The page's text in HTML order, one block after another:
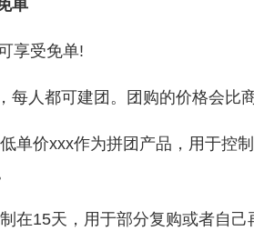
单
享受免单!
每人都可建团。团购的价格会比
单价xxx作为拼团产品，用于控
在15天，用于部分复购或者自己